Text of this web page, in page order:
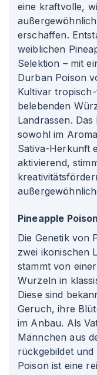
eine kraftvolle,
erschaffen.
weiblichen
Selektion – mit
Durban Poison
Kultivar
belebenden
Landrassen.
sowohl im
Sativa-Herkunft
aktivierend,
Pineapple
Die Genetik von
zwei ikonischen
stammt von
Wurzeln in
Diese sind
Geruch, ihre
im Anbau. Als
Männchen aus
rückgebildet
Poison ist eine